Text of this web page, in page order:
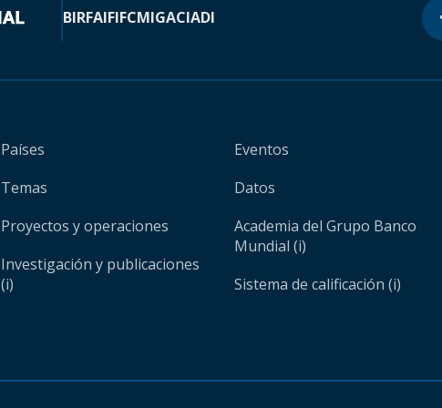
BIRFAIFIFCMIGACIADI
Países
Temas
Proyectos y operaciones
Investigación y publicaciones
(i)
Eventos
Datos
Academia del Grupo Banco
Mundial (i)
Sistema de calificación (i)